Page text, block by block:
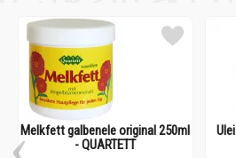
Melkfett galbenele original 250ml
- QUARTETT